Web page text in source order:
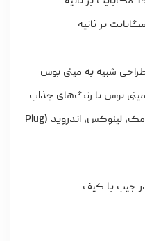
شبیه به مینی بوس
بوس با رنگ‌های جذاب
سازگاری سیستم‌عامل: ویندوز، مک، لینوکس، اندروید (Plug
جیب یا کیف